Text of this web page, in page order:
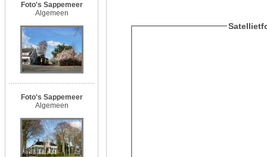
Foto's Sappemeer
Algemeen
Foto's Sappemeer
Algemeen